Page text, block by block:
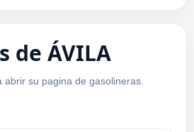
de ÁVILA
abrir su pagina de gasolineras.